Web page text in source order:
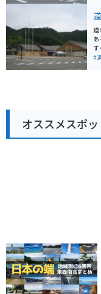
探
っ
で
み
道
す
地
ロ
但
で
#
オススメスポ